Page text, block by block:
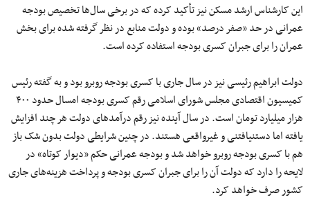
این کارشناس ارشد مسکن نیز تأکید کرده که در برخی سال‌ها تخصیص بودجه
عمرانی در حد «صفر درصد» بوده و دولت منابع در نظر گرفته شده برای بخش
عمران را برای جبران کسری بودجه استفاده کرده است.
دولت ابراهیم رئیسی نیز در سال جاری با کسری بودجه روبرو بود و به گفته رئیس
کمیسیون اقتصادی مجلس شورای اسلامی رقم کسری بودجه امسال حدود ۴۰۰
هزار میلیارد تومان است. در سال آینده نیز رقم درآمدهای دولت هر چند افزایش
یافته اما دستنیافتنی و غیرواقعی هستند. در چنین شرایطی دولت بدون شک باز
هم با کسری بودجه روبرو خواهد شد و بودجه عمرانی حکم «دیوار کوتاه» در
لایحه را دارد که دولت آن را برای جبران کسری بودجه و پرداخت هزینه‌های جاری
کشور صرف خواهد کرد.